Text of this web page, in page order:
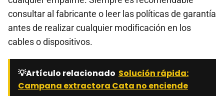
consultar al fabricante o leer las políticas de garantía
antes de realizar cualquier modificación en los
cables o dispositivos.
💡Artículo relacionado Solución rápida:
Campana extractora Cata no enciende